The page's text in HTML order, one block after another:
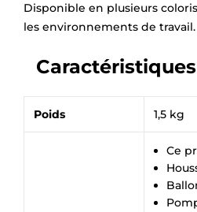
Disponible en plusieurs
les environnements de travail.
Poids 1,5 kg
Ce